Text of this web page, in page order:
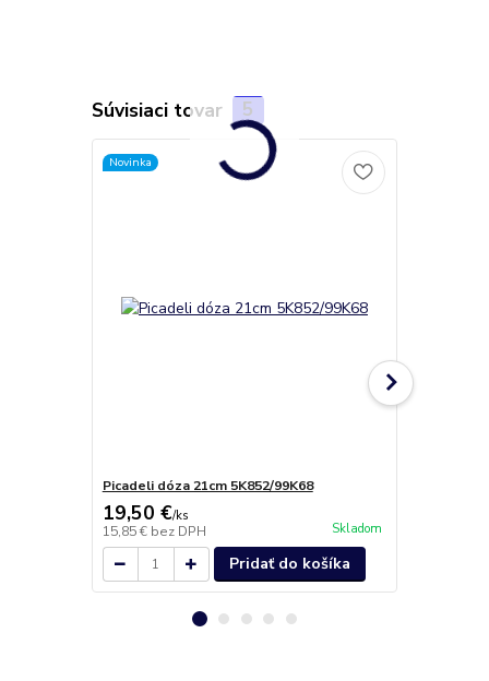
Súvisiaci tovar 5
Novinka
Picadeli dóza 21cm 5K852/99K68
19,50 €/ks
15,85 € bez DPH Skladom
Pridať do košíka